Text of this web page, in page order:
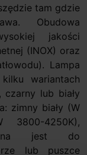
tam gdzie
Obudowa
jakości
(INOX) oraz
Lampa
wariantach
lub biały
zimny biały (W
3800-4250K),
jest do
lub puszce